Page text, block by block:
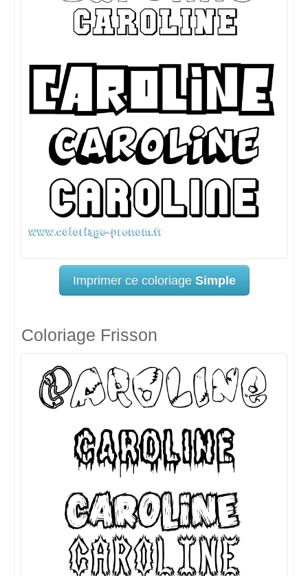
Imprimer ce coloriage Simple
Coloriage Frisson